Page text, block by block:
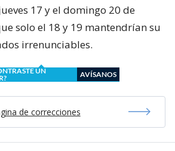
17 y el domingo 20 de
solo el 18 y 19 mantendrían su
irrenunciables.
UN
AVÍSANOS
de correcciones